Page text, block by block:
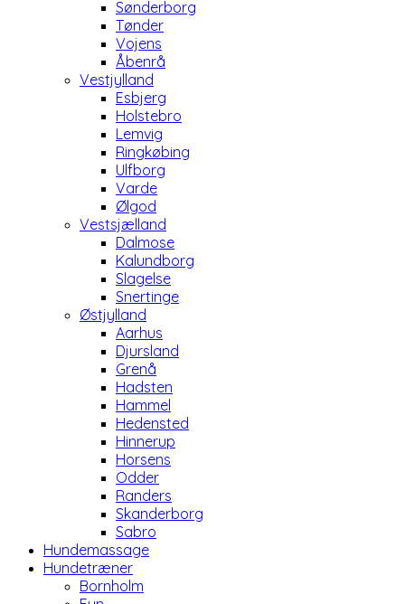
Sønderborg
Tønder
Vojens
Åbenrå
Vestjylland
Esbjerg
Holstebro
Lemvig
Ringkøbing
Ulfborg
Varde
Ølgod
Vestsjælland
Dalmose
Kalundborg
Slagelse
Snertinge
Østjylland
Aarhus
Djursland
Grenå
Hadsten
Hammel
Hedensted
Hinnerup
Horsens
Odder
Randers
Skanderborg
Sabro
Hundemassage
Hundetræner
Bornholm